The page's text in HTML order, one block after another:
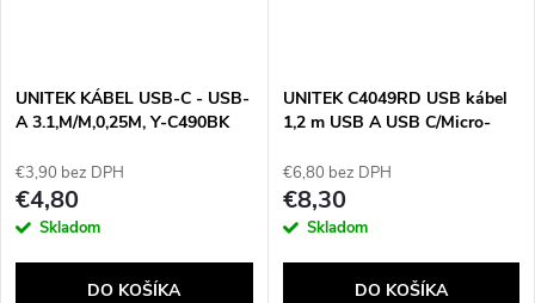
UNITEK KÁBEL USB-C - USB-
A 3.1,M/M,0,25M, Y-C490BK
€3,90 bez DPH
€4,80
Skladom
DO KOŠÍKA
UNITEK C4049RD USB kábel
1,2 m USB A USB C/Micro-
€6,80 bez DPH
€8,30
Skladom
DO KOŠÍKA